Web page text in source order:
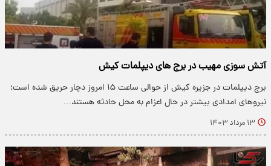
آتش سوزی مهیب در برج های دیپلمات کیش
برج دیپلمات در جزیره کیش از حوالی ساعت ۱۵ امروز دچار حریق شده است؛
نیروهای امدادی بیشتر در حال اعزام به محل حادثه هستند…
۱۳ مرداد ۱۴۰۳